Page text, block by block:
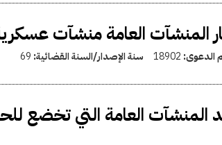
المنشآت العامة منشآت
الدعوى: 18902 سنة الإصدار/السنة القضائية: 69
المنشآت العامة التي تخضع